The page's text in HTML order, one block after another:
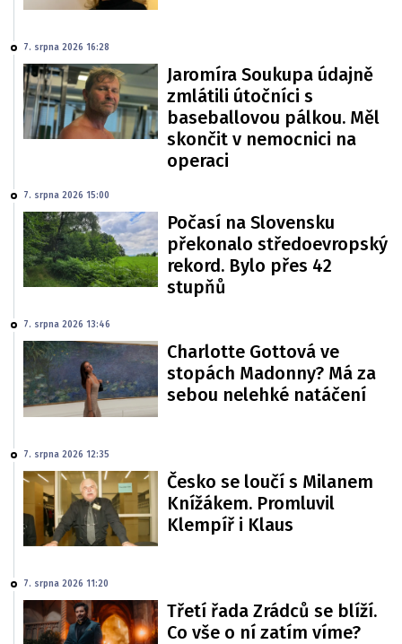
7. srpna 2026 16:28
Jaromíra Soukupa údajně
zmlátili útočníci s
baseballovou pálkou. Měl
skončit v nemocnici na
operaci
7. srpna 2026 15:00
Počasí na Slovensku
překonalo středoevropský
rekord. Bylo přes 42
stupňů
7. srpna 2026 13:46
Charlotte Gottová ve
stopách Madonny? Má za
sebou nelehké natáčení
7. srpna 2026 12:35
Česko se loučí s Milanem
Knížákem. Promluvil
Klempíř i Klaus
7. srpna 2026 11:20
Třetí řada Zrádců se blíží.
Co vše o ní zatím víme?